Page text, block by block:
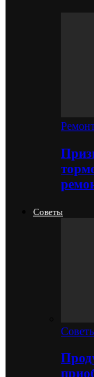
Советы